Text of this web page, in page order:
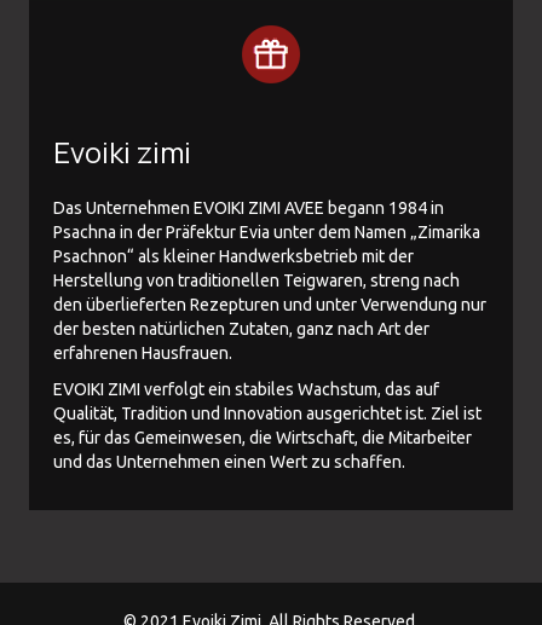
Evoiki zimi
Das Unternehmen EVOIKI ZIMI AVEE begann 1984 in
Psachna in der Präfektur Evia unter dem Namen „Zimarika
Psachnon“ als kleiner Handwerksbetrieb mit der
Herstellung von traditionellen Teigwaren, streng nach
den überlieferten Rezepturen und unter Verwendung nur
der besten natürlichen Zutaten, ganz nach Art der
erfahrenen Hausfrauen.
EVOIKI ZIMI verfolgt ein stabiles Wachstum, das auf
Qualität, Tradition und Innovation ausgerichtet ist. Ziel ist
es, für das Gemeinwesen, die Wirtschaft, die Mitarbeiter
und das Unternehmen einen Wert zu schaffen.